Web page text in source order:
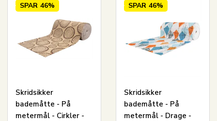
SPAR 46%
Skridsikker
bademåtte - På
metermål - Cirkler -
SPAR 46%
Skridsikker
bademåtte - På
metermål - Drage -